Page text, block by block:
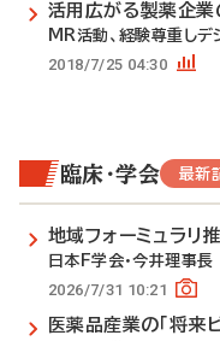
活用広がる製薬企業
MR活動、経験尊重しデ
2018/7/25 04:30
臨床・学会 最新
地域フォーミュラリ
日本F学会・今井理事長
2026/7/31 10:21
医薬品産業の「将来